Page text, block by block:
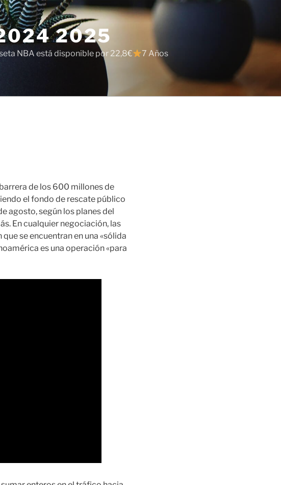
2025
NBA está disponible por 22,8€
7 Años
de los 600 millones de
el fondo de rescate público
agosto, según los planes del
En cualquier negociación, las
se encuentran en una «sólida
es una operación «para